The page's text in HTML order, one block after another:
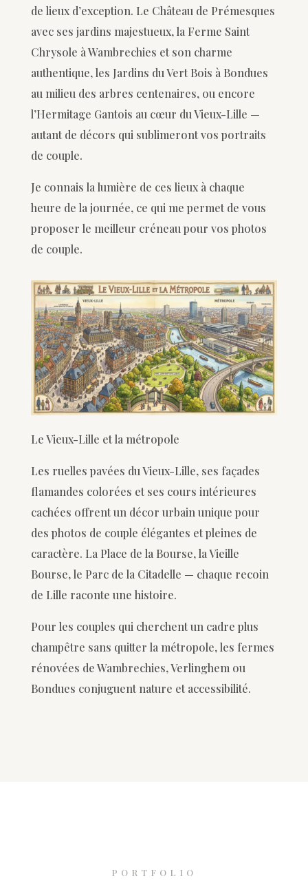
de lieux d’exception. Le Château de Prémesques
avec ses jardins majestueux, la Ferme Saint
Chrysole à Wambrechies et son charme
authentique, les Jardins du Vert Bois à Bondues
au milieu des arbres centenaires, ou encore
l’Hermitage Gantois au cœur du Vieux-Lille —
autant de décors qui sublimeront vos portraits
de couple.
Je connais la lumière de ces lieux à chaque
heure de la journée, ce qui me permet de vous
proposer le meilleur créneau pour vos photos
de couple.
Le Vieux-Lille et la métropole
Les ruelles pavées du Vieux-Lille, ses façades
flamandes colorées et ses cours intérieures
cachées offrent un décor urbain unique pour
des photos de couple élégantes et pleines de
caractère. La Place de la Bourse, la Vieille
Bourse, le Parc de la Citadelle — chaque recoin
de Lille raconte une histoire.
Pour les couples qui cherchent un cadre plus
champêtre sans quitter la métropole, les fermes
rénovées de Wambrechies, Verlinghem ou
Bondues conjuguent nature et accessibilité.
PORTFOLIO